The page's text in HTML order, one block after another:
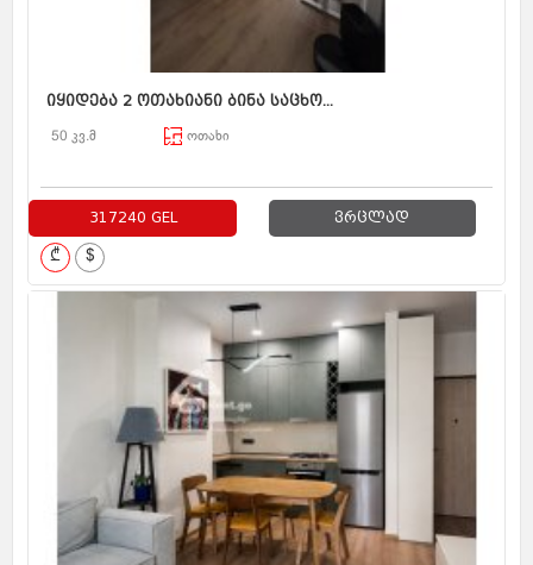
იყიდება 2 ოთახიანი ბინა საცხო...
50 კვ.მ ოთახი
317240 GEL ვრცლად
₾ $